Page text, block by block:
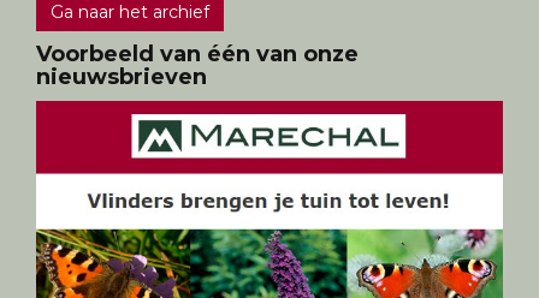
Ga naar het archief
Voorbeeld van één van onze
nieuwsbrieven